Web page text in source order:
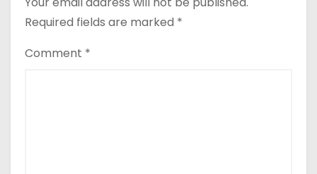
Required fields are marked *
Comment *